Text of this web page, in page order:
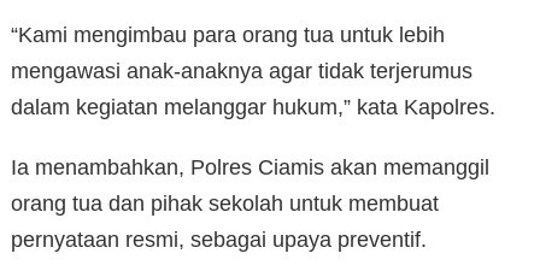
“Kami mengimbau para orang tua untuk lebih
mengawasi anak-anaknya agar tidak terjerumus
dalam kegiatan melanggar hukum,” kata Kapolres.
Ia menambahkan, Polres Ciamis akan memanggil
orang tua dan pihak sekolah untuk membuat
pernyataan resmi, sebagai upaya preventif.